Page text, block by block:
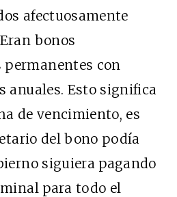
afectuosamente
bonos
con
anuales. Esto significa
de vencimiento, es
del bono podía
siguiera pagando
para todo el